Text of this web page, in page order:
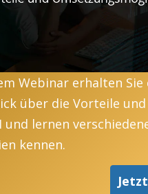
Webinar erhalten Sie
über die Vorteile
und lernen
kennen.